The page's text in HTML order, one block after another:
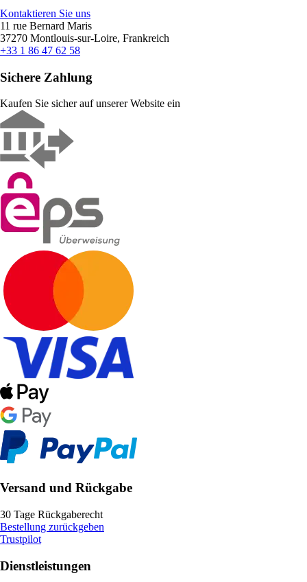
Kontaktieren Sie uns
11 rue Bernard Maris
37270 Montlouis-sur-Loire, Frankreich
+33 1 86 47 62 58
Sichere Zahlung
Kaufen Sie sicher auf unserer Website ein
Versand und Rückgabe
30 Tage Rückgaberecht
Bestellung zurückgeben
Trustpilot
Dienstleistungen